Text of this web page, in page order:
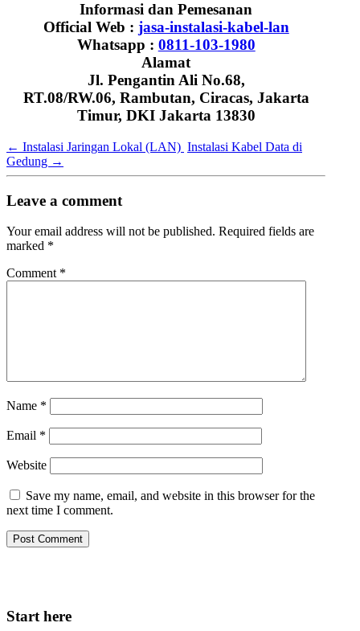
Start here
Informasi dan Pemesanan
Official Web : jasa-instalasi-kabel-lan
Whatsapp : 0811-103-1980
Alamat
Jl. Pengantin Ali No.68,
RT.08/RW.06, Rambutan, Ciracas, Jakarta
Timur, DKI Jakarta 13830
← Instalasi Jaringan Lokal (LAN) Instalasi Kabel Data di
Gedung →
Leave a comment
Your email address will not be published. Required fields are
marked *
Comment *
Name *
Email *
Website
Save my name, email, and website in this browser for the
next time I comment.